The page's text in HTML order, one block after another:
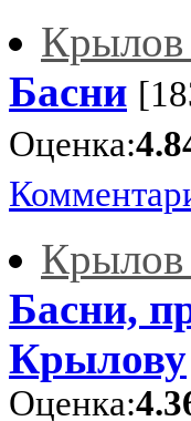
Крылов
Басни
Оценка:
Крылов
Басни,
Крылову
Оценка: